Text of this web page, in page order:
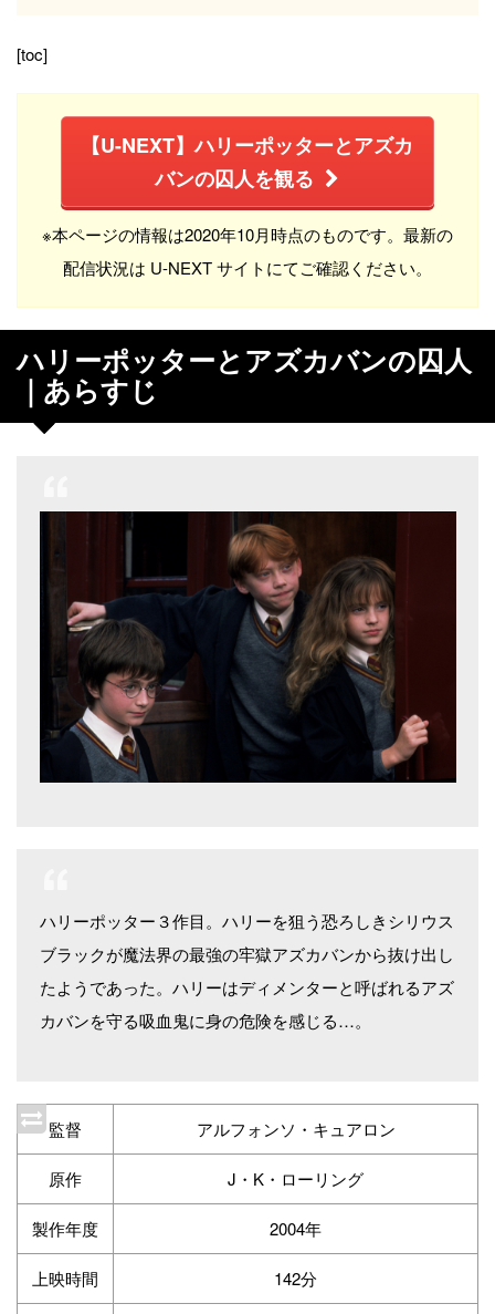
[toc]
【U-NEXT】ハリーポッターとアズカ
バンの囚人を観る
※本ページの情報は2020年10月時点のものです。最新の
配信状況は U-NEXT サイトにてご確認ください。
ハリーポッターとアズカバンの囚人
｜あらすじ
ハリーポッター３作目。ハリーを狙う恐ろしきシリウス
ブラックが魔法界の最強の牢獄アズカバンから抜け出し
たようであった。ハリーはディメンターと呼ばれるアズ
カバンを守る吸血鬼に身の危険を感じる…。
監督 アルフォンソ・キュアロン
原作 J・K・ローリング
製作年度 2004年
上映時間 142分